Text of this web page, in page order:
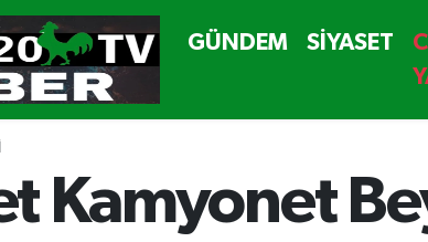
GÜNDEM SİYASET
Kamyonet